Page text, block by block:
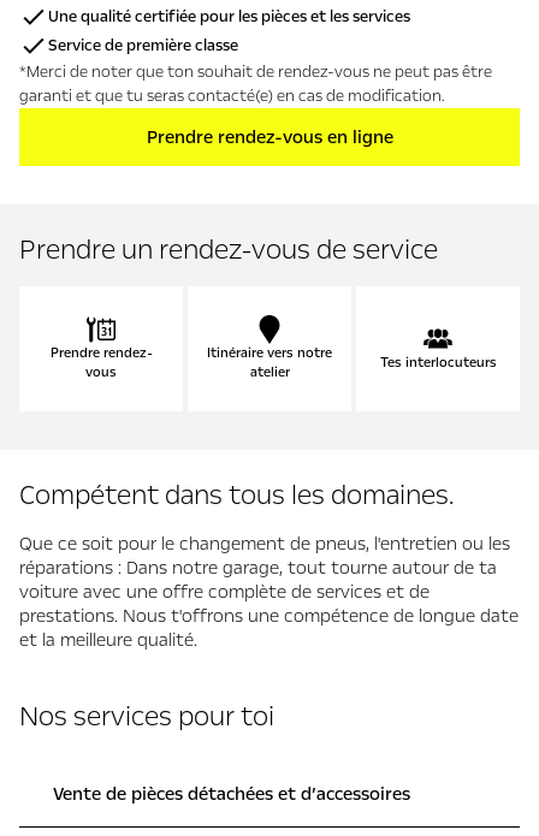
Une qualité certifiée pour les pièces et les services
Service de première classe
*Merci de noter que ton souhait de rendez-vous ne peut pas être
garanti et que tu seras contacté(e) en cas de modification.
Prendre rendez-vous en ligne
Prendre un rendez-vous de service
Prendre rendez-
vous
Itinéraire vers notre
atelier
Tes interlocuteurs
Compétent dans tous les domaines.
Que ce soit pour le changement de pneus, l'entretien ou les
réparations : Dans notre garage, tout tourne autour de ta
voiture avec une offre complète de services et de
prestations. Nous t'offrons une compétence de longue date
et la meilleure qualité.
Nos services pour toi
Vente de pièces détachées et d’accessoires